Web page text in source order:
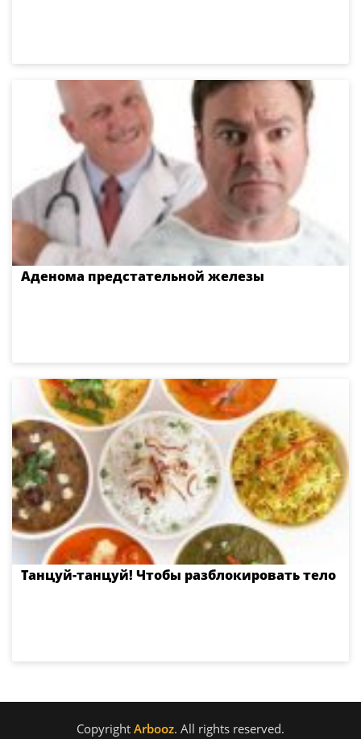
Аденома предстательной железы
Танцуй-танцуй! Чтобы разблокировать тело
Copyright Arbooz. All rights reserved.